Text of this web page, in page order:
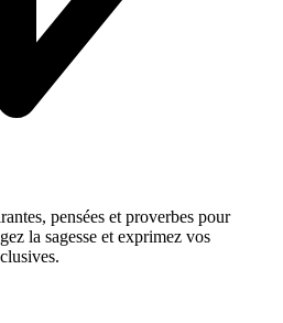
pensées et proverbes pour
la sagesse et exprimez vos